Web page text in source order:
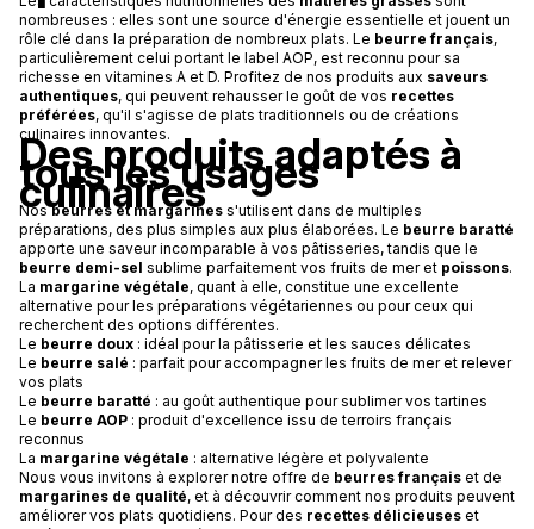
nombreuses : elles sont une source d'énergie essentielle et jouent un
rôle clé dans la préparation de nombreux plats. Le beurre français,
particulièrement celui portant le label AOP, est reconnu pour sa
richesse en vitamines A et D. Profitez de nos produits aux saveurs
authentiques, qui peuvent rehausser le goût de vos recettes
préférées, qu'il s'agisse de plats traditionnels ou de créations
culinaires innovantes.
Des produits adaptés à
tous les usages
culinaires
Nosbeurres et margarines s'utilisent dans de multiples
préparations, des plus simples aux plus élaborées. Le beurre baratté
apporte une saveur incomparable à vos pâtisseries, tandis que le
beurre demi-sel sublime parfaitement vos fruits de mer et poissons.
La margarine végétale, quant à elle, constitue une excellente
alternative pour les préparations végétariennes ou pour ceux qui
recherchent des options différentes.
Le beurre doux : idéal pour la pâtisserie et les sauces délicates
Le beurre salé : parfait pour accompagner les fruits de mer et relever
vos plats
Le beurre baratté : au goût authentique pour sublimer vos tartines
Le beurre AOP : produit d'excellence issu de terroirs français
reconnus
La margarine végétale : alternative légère et polyvalente
Nous vous invitons à explorer notre offre de beurres français et de
margarines de qualité, et à découvrir comment nos produits peuvent
améliorer vos plats quotidiens. Pour des recettes délicieuses et